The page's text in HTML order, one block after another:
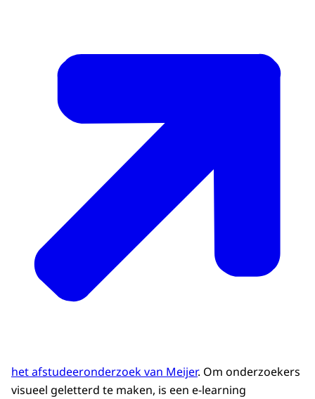
het afstudeeronderzoek van Meijer. Om onderzoekers
visueel geletterd te maken, is een e-learning